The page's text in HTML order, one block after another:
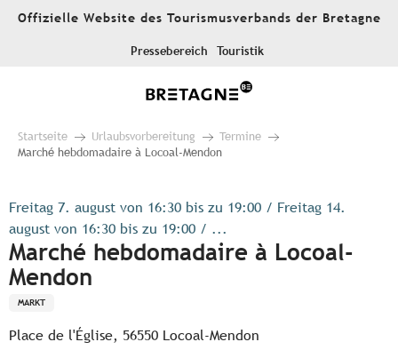
AllerOffizielle Website des Tourismusverbands der Bretagne
Pressebereich Touristik
Startseite Urlaubsvorbereitung
Termine
Marché hebdomadaire à Locoal-Mendon
Freitag 7. august von 16:30 bis zu 19:00 / Freitag 14.
august von 16:30 bis zu 19:00 / ...
Marché hebdomadaire à Locoal-
Mendon
MARKT
Place de l'Église, 56550 Locoal-Mendon